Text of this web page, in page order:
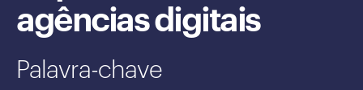
agências digitais
Palavra-chave